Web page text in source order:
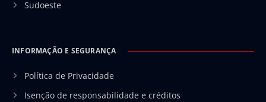
Sudoeste
INFORMAÇÃO E SEGURANÇA
Política de Privacidade
Isenção de responsabilidade e créditos